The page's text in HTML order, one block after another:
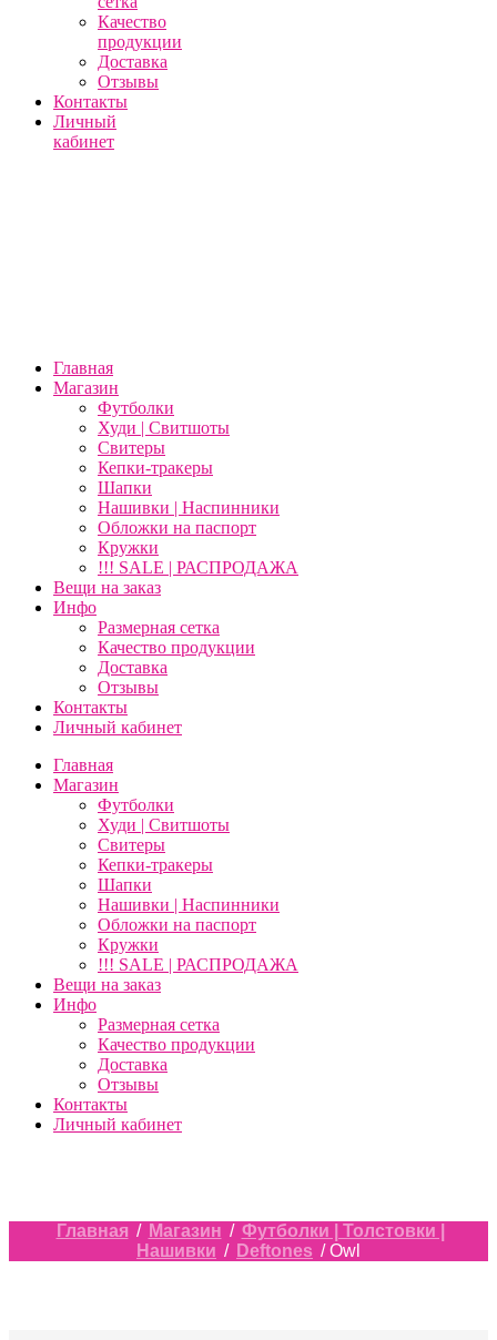
Качество
продукции
Доставка
Отзывы
Контакты
Личный
кабинет
Главная
Магазин
Футболки
Худи | Свитшоты
Свитеры
Кепки-тракеры
Шапки
Нашивки | Наспинники
Обложки на паспорт
Кружки
!!! SALE | РАСПРОДАЖА
Вещи на заказ
Инфо
Размерная сетка
Качество продукции
Доставка
Отзывы
Контакты
Личный кабинет
Главная
Магазин
Футболки
Худи | Свитшоты
Свитеры
Кепки-тракеры
Шапки
Нашивки | Наспинники
Обложки на паспорт
Кружки
!!! SALE | РАСПРОДАЖА
Вещи на заказ
Инфо
Размерная сетка
Качество продукции
Доставка
Отзывы
Контакты
Личный кабинет
Главная / Магазин / Футболки | Толстовки |
Нашивки / Deftones / Owl